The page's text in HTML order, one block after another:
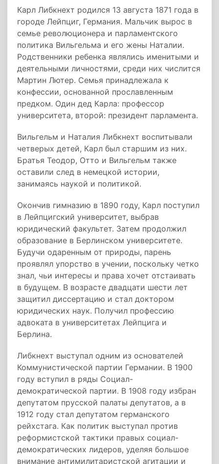
Карл Либкнехт родился 13 августа 1871 года в
городе Лейпциг, Германия. Мальчик вырос в
семье революционера и парламентского
политика Вильгельма и его жены Наталии.
Родственники ребенка являлись именитыми и
деятельными личностями, среди них числится
Мартин Лютер. Семья принадлежала к
конфессии, основанной прославленным
предком. Один дед Карла: профессор
университета, второй: президент парламента.
Вильгельм и Наталия Либкнехт воспитывали
четверых детей, Карл был старшим из них.
Братья Теодор, Отто и Вильгельм также
оставили след в немецкой истории,
занимаясь наукой и политикой.
Окончив гимназию в 1890 году, Карл поступил
в Лейпцигский университет, выбрав
юридический факультет. Затем продолжил
образование в Берлинском университете.
Будучи одаренным от природы, парень
проявлял упорство в учении, поскольку четко
знал, чьи интересы и права хочет отстаивать
в будущем. В возрасте двадцати шести лет
защитил диссертацию и стал доктором
юридических наук. Получил профессию
адвоката в университетах Лейпцига и
Берлина.
Либкнехт выступал одним из основателей
Коммунистической партии Германии. В 1900
году вступил в ряды Социал-
демократической партии. В 1908 году избран
депутатом прусской палаты депутатов, а в
1912 году стал депутатом германского
рейхстага. Как политик выступал против
реформистской тактики правых социал-
демократических лидеров, уделяя большое
внимание антимилитаристской агитации и